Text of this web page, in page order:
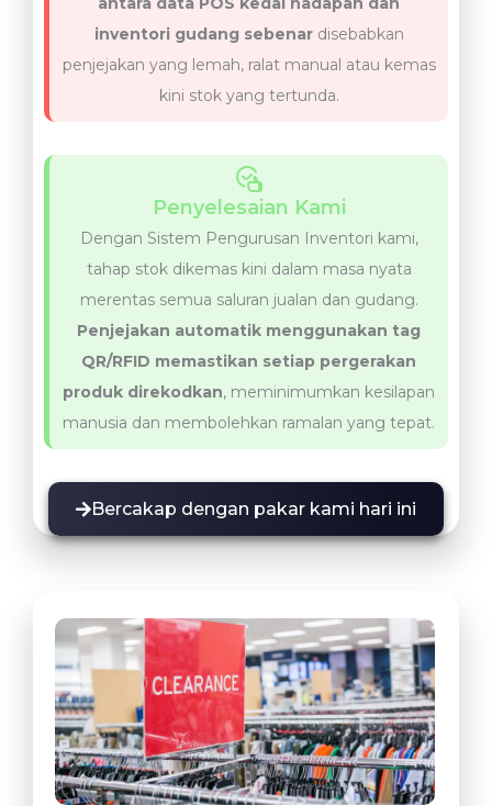
inventori gudang sebenardisebabkan
penjejakan yang lemah, ralat manual atau kemas
kini stok yang tertunda.
Penyelesaian Kami
Dengan Sistem Pengurusan Inventori kami,
tahap stok dikemas kini dalam masa nyata
merentas semua saluran jualan dan gudang.
Penjejakan automatik menggunakan tag
QR/RFID memastikan setiap pergerakan
produk direkodkan, meminimumkan kesilapan
manusia dan membolehkan ramalan yang tepat.
Bercakap dengan pakar kami hari ini